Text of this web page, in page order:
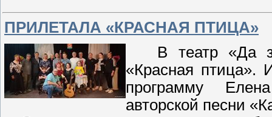
ПРИЛЕТАЛА «КРАСНАЯ ПТИЦА»
В театр «Да
«Красная птица».
программу
авторской песни